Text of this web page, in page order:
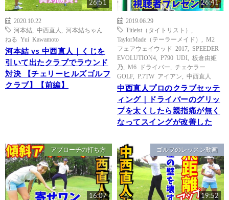
26:51
2020.10.22
河本結
中西直人
河本結ちゃん
ねる Yui Kawamoto
河本結 vs 中西直人｜くじを
引いて出たクラブでラウンド
対決 【チェリーヒルズゴルフ
クラブ】【前編】
26:41
2019.06.29
Titleist（タイトリスト）
TaylorMade（テーラーメイド）
M2
フェアウェイウッド 2017
SPEEDER
EVOLUTION4
P790 UDI
板倉由姫
乃
M6 ドライバー
チェケラー
GOLF, P.7TW アイアン 中西直人
中西直人プロのクラブセッテ
ィング｜ドライバーのグリッ
プを太くしたら親指痛が無く
なってスイングが改善した
アプローチの打ち方
16:07
ゴルフのレッスン動画
19:52